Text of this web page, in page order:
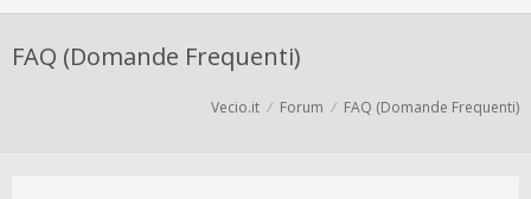
FAQ (Domande Frequenti)
Vecio.it Forum FAQ (Domande Frequenti)